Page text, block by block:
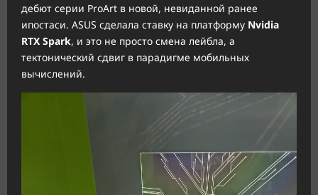
дебют серии ProArt в новой, невиданной ранее
ипостаси. ASUS сделала ставку на платформу Nvidia
RTX Spark, и это не просто смена лейбла, а
тектонический сдвиг в парадигме мобильных
вычислений.